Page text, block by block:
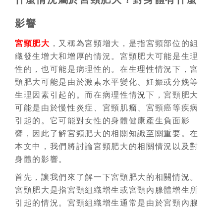
影響
宮頸肥大 ，又稱為宮頸增大，是指宮頸部位的組
織發生增大和增厚的情況。宮頸肥大可能是生理
性的，也可能是病理性的。在生理性情況下，宮
頸肥大可能是由於激素水平變化、妊娠或分娩等
生理因素引起的。而在病理性情況下，宮頸肥大
可能是由於慢性炎症、宮頸肌瘤、宮頸癌等疾病
引起的。它可能對女性的身體健康產生負面影
響，因此了解宮頸肥大的相關知識至關重要。在
本文中，我們將討論宮頸肥大的相關情況以及對
身體的影響。
首先，讓我們來了解一下宮頸肥大的相關情況。
宮頸肥大是指宮頸組織增生或宮頸內腺體增生所
引起的情況。宮頸組織增生通常是由於宮頸內腺